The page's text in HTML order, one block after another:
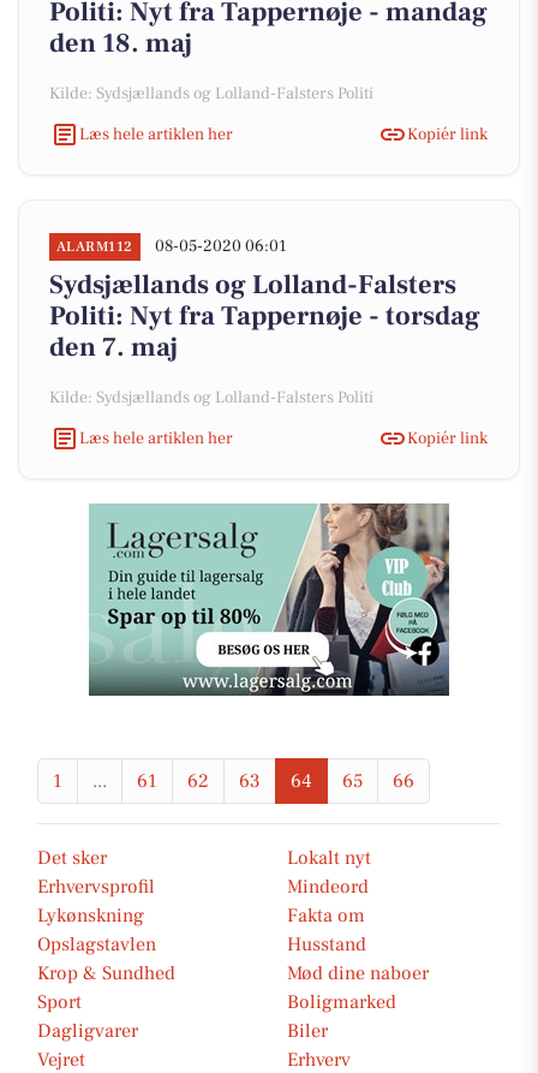
Politi: Nyt fra Tappernøje - mandag
den 18. maj
Kilde: Sydsjællands og Lolland-Falsters Politi
Læs hele artiklen her
Kopiér link
ALARM112 08-05-2020 06:01
Sydsjællands og Lolland-Falsters
Politi: Nyt fra Tappernøje - torsdag
den 7. maj
Kilde: Sydsjællands og Lolland-Falsters Politi
Læs hele artiklen her
Kopiér link
1 ... 61 62 63 64 65 66
Det sker
Lokalt nyt
Erhvervsprofil
Mindeord
Lykønskning
Fakta om
Opslagstavlen
Husstand
Krop & Sundhed
Mød dine naboer
Sport
Boligmarked
Dagligvarer
Biler
Vejret
Erhverv